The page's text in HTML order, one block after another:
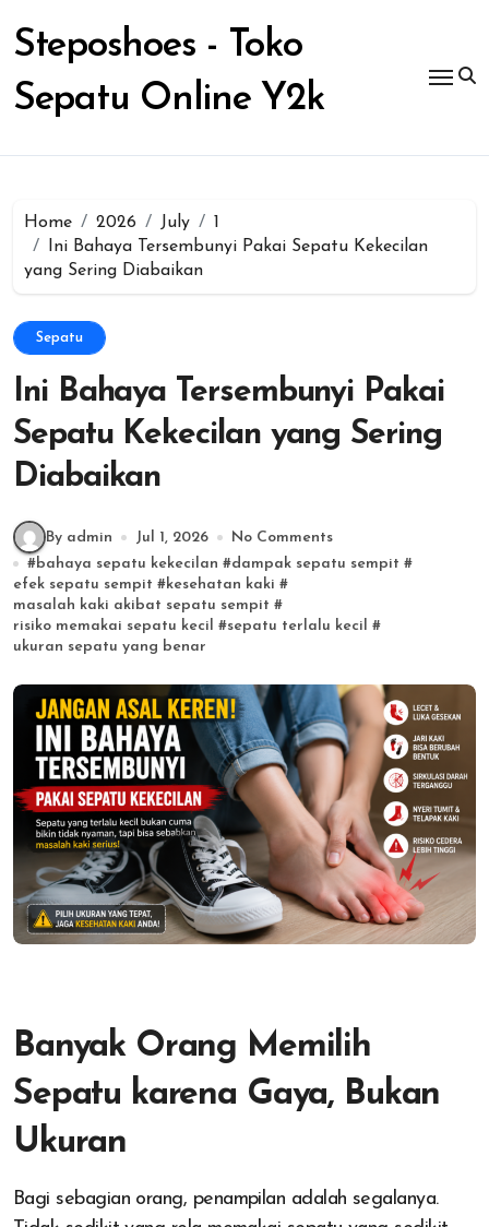
content
Steposhoes - Toko
Sepatu Online Y2k
Home 2026 July
1
Ini Bahaya Tersembunyi Pakai Sepatu Kekecilan
yang Sering Diabaikan
Sepatu
Ini Bahaya Tersembunyi Pakai
Sepatu Kekecilan yang Sering
Diabaikan
By admin Jul 1, 2026
No Comments
#bahaya sepatu kekecilan #dampak sepatu sempit #
efek sepatu sempit #kesehatan kaki #
masalah kaki akibat sepatu sempit #
risiko memakai sepatu kecil #sepatu terlalu kecil #
ukuran sepatu yang benar
Banyak Orang Memilih
Sepatu karena Gaya, Bukan
Ukuran
Bagi sebagian orang, penampilan adalah segalanya.